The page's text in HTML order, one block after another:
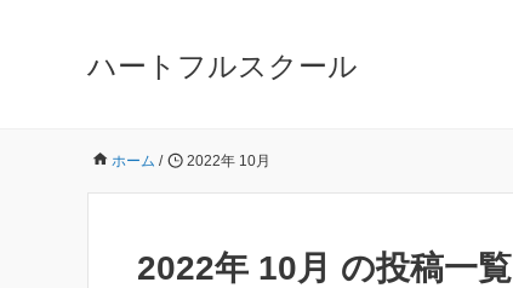
ハートフルスクール
ホーム / 2022年 10月
2022年 10月 の投稿一覧